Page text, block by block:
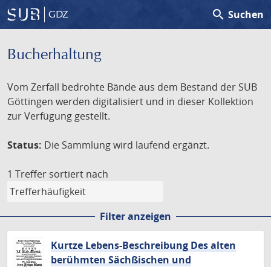
GDZ search Suchen
Bucherhaltung
Vom Zerfall bedrohte Bände aus dem Bestand der SUB
Göttingen werden digitalisiert und in dieser Kollektion
zur Verfügung gestellt.
Status: Die Sammlung wird laufend ergänzt.
1 Treffer sortiert nach
Filter anzeigen
Kurtze Lebens-Beschreibung Des alten
berühmten Sächßischen und